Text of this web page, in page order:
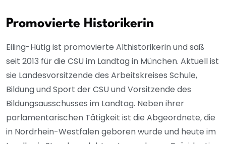
Promovierte Historikerin
Eiling-Hütig ist promovierte Althistorikerin und saß
seit 2013 für die CSU im Landtag in München. Aktuell ist
sie Landesvorsitzende des Arbeitskreises Schule,
Bildung und Sport der CSU und Vorsitzende des
Bildungsausschusses im Landtag. Neben ihrer
parlamentarischen Tätigkeit ist die Abgeordnete, die
in Nordrhein-Westfalen geboren wurde und heute im